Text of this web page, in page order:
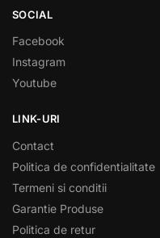
SOCIAL
Facebook
Instagram
Youtube
LINK-URI
Contact
Politica de confidentialitate
Termeni si conditii
Garantie Produse
Politica de retur